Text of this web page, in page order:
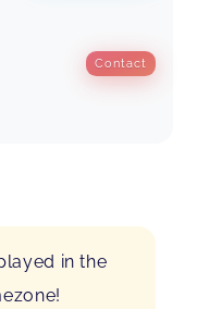
Contact
in the